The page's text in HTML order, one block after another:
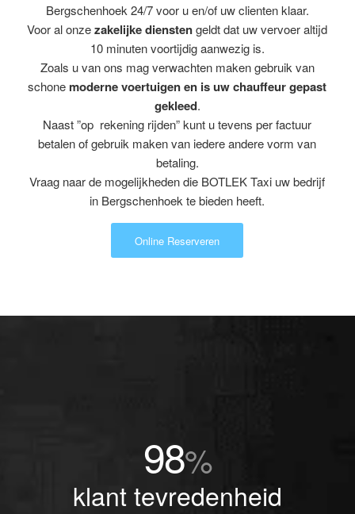
Bergschenhoek 24/7 voor u en/of uw clienten klaar.
Voor al onzezakelijke dienstengeldt dat uw vervoer altijd
10 minuten voortijdig aanwezig is.
Zoals u van ons mag verwachten maken gebruik van
schone moderne voertuigen en is uw chauffeur gepast
gekleed.
Naast ”op rekening rijden” kunt u tevens per factuur
betalen of gebruik maken van iedere andere vorm van
betaling.
Vraag naar de mogelijkheden die BOTLEK Taxi uw bedrijf
in Bergschenhoek te bieden heeft.
Online Reserveren
98%
klant tevredenheid